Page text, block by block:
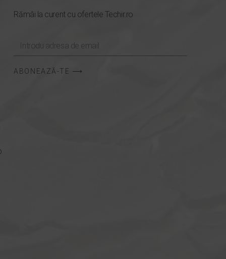
Rămâi la curent cu ofertele Techir.ro
ABONEAZĂ-TE ⟶